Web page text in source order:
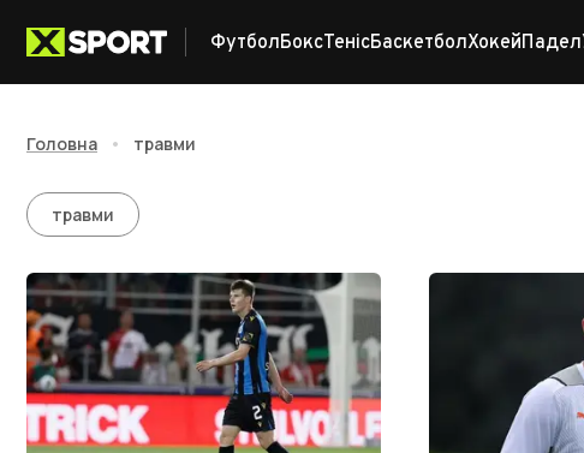
ФутболБоксТенісБаскетболХокейПадел
Головна • травми
травми
травми